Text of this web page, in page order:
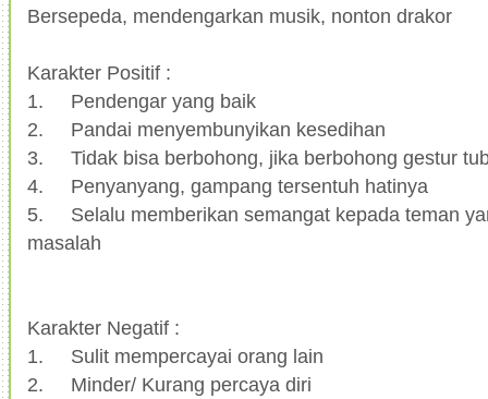
Bersepeda, mendengarkan musik, nonton drakor
Karakter Positif :
1.
Pendengar yang baik
2.
Pandai menyembunyikan kesedihan
3.
Tidak bisa berbohong, jika berbohong gestur
4.
Penyanyang, gampang tersentuh hatinya
5.
Selalu memberikan semangat kepada teman
masalah
Karakter Negatif :
1.
Sulit mempercayai orang lain
2.
Minder/ Kurang percaya diri